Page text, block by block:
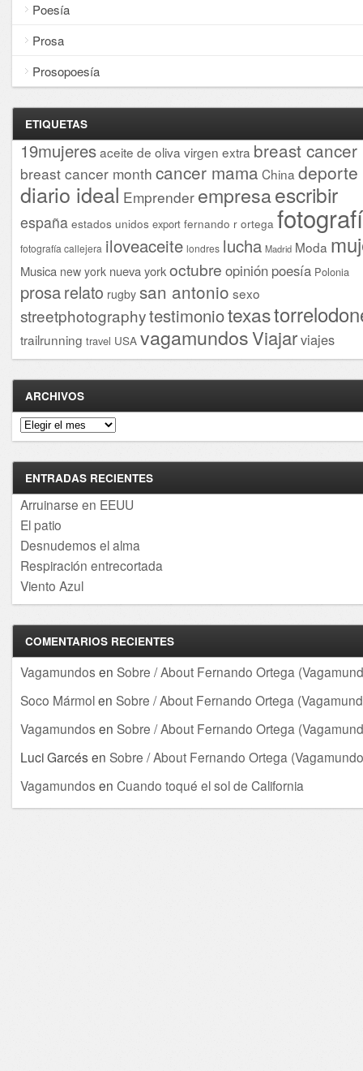
Poesía
Prosa
Prosopoesía
ETIQUETAS
19mujeresaceite de oliva virgen extra breast cancer
breast cancer month cancer mama China deporte
diario ideal Emprender empresaescribir
españa estados unidos export fernando r ortega
fotografía callejera iloveaceite londres lucha Madrid Moda
Musica new york nueva yorkoctubre opinión poesía Polonia
prosarelato rugby san antonio sexo
streetphotographytestimoniotexas
trailrunning travel USA vagamundosViajarviajes
ARCHIVOS
Archivos
ENTRADAS RECIENTES
Arruinarse en EEUU
El patio
Desnudemos el alma
Respiración entrecortada
Viento Azul
COMENTARIOS RECIENTES
Vagamundos en Sobre / About Fernando Ortega
Soco Mármolen Sobre / About Fernando Ortega
Vagamundos en Sobre / About Fernando Ortega
Luci Garcés en Sobre / About Fernando Ortega
Vagamundos en Cuando toqué el sol de California